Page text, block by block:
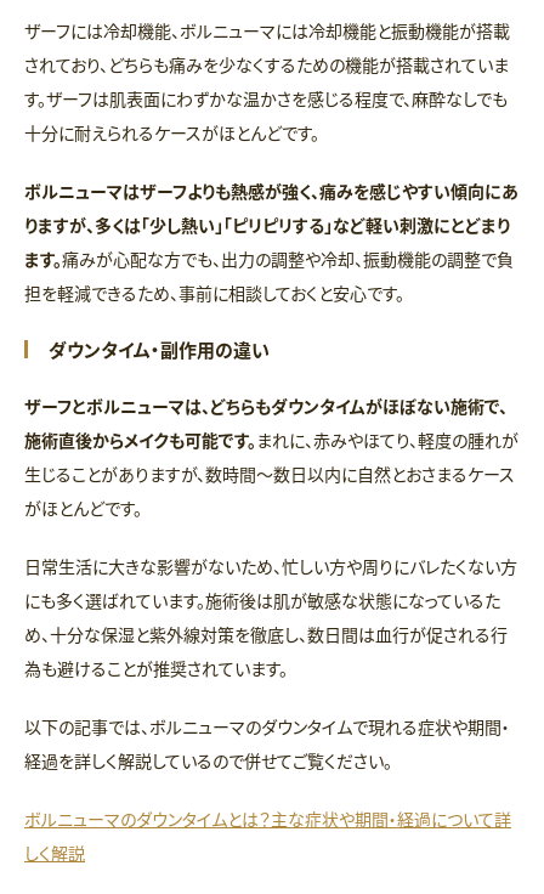
ザーフには冷却機能、ボルニューマには冷却機能と振動機能が搭載
されており、どちらも痛みを少なくするための機能が搭載されていま
す。ザーフは肌表面にわずかな温かさを感じる程度で、麻酔なしでも
十分に耐えられるケースがほとんどです。
ボルニューマはザーフよりも熱感が強く、痛みを感じやすい傾向にあ
りますが、多くは「少し熱い」「ピリピリする」など軽い刺激にとどまり
ます。痛みが心配な方でも、出力の調整や冷却、振動機能の調整で負
担を軽減できるため、事前に相談しておくと安心です。
ダウンタイム・副作用の違い
ザーフとボルニューマは、どちらもダウンタイムがほぼない施術で、
施術直後からメイクも可能です。 まれに、赤みやほてり、軽度の腫れが
生じることがありますが、数時間〜数日以内に自然とおさまるケース
がほとんどです。
日常生活に大きな影響がないため、忙しい方や周りにバレたくない方
にも多く選ばれています。施術後は肌が敏感な状態になっているた
め、十分な保湿と紫外線対策を徹底し、数日間は血行が促される行
為も避けることが推奨されています。
以下の記事では、ボルニューマのダウンタイムで現れる症状や期間・
経過を詳しく解説しているので併せてご覧ください。
ボルニューマのダウンタイムとは？主な症状や期間・経過について詳
しく解説